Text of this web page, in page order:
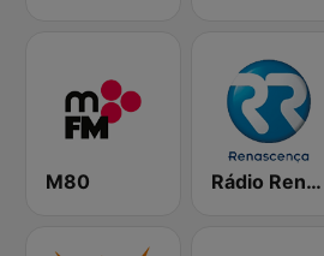
M80 Rádio Renascença